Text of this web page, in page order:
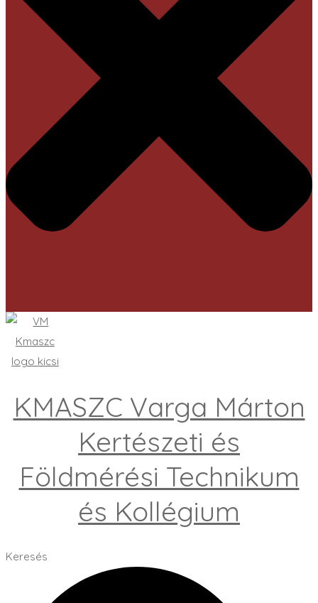
KMASZC Varga Márton
Kertészeti és
Földmérési Technikum
és Kollégium
Keresés